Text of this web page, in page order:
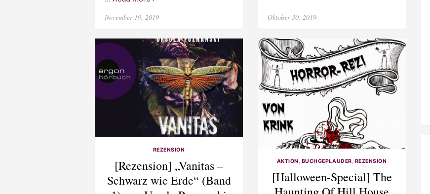
Posted
November 19, 2019
Posted
Oktober 30, 2019
REZENSION
[Rezension] „Vanitas –
Schwarz wie Erde“ (Band
AKTION , BUCHGEPLAUDER, REZENSION
[Halloween-Special] The